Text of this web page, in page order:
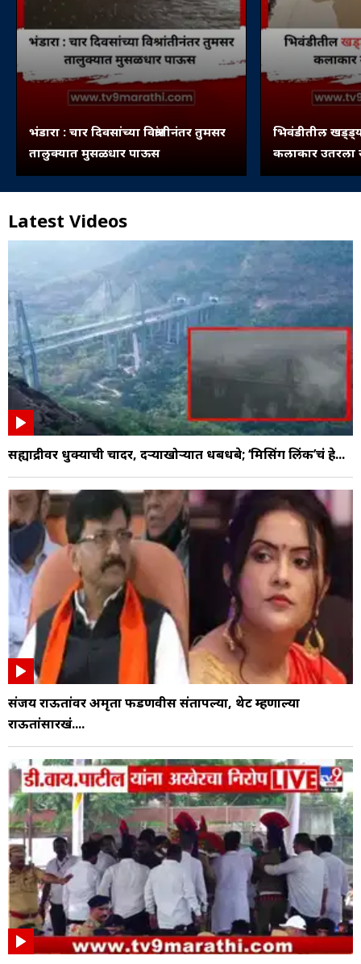
भंडारा : चार दिवसांच्या विश्रांतीनंतर तुमसर
तालुक्यात मुसळधार पाऊस
भिवंडीतील
कलाकार उतरला
Latest Videos
सह्याद्रीवर धुक्याची चादर, दऱ्याखोऱ्यात धबधबे; ‘मिसिंग लिंक’चं हे...
संजय राऊतांवर अमृता फडणवीस संतापल्या, थेट म्हणाल्या
राऊतांसारखं....